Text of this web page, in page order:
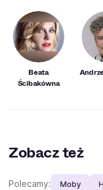
Beata
Ścibakówna
Zobacz też
Polecamy: Moby